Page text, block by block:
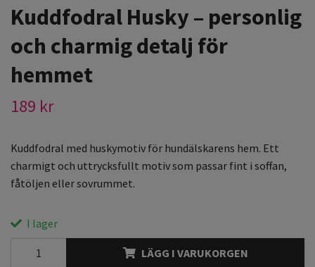
Kuddfodral Husky – personlig
och charmig detalj för
hemmet
189 kr
Kuddfodral med huskymotiv för hundälskarens hem. Ett
charmigt och uttrycksfullt motiv som passar fint i soffan,
fåtöljen eller sovrummet.
I lager
LÄGG I VARUKORGEN